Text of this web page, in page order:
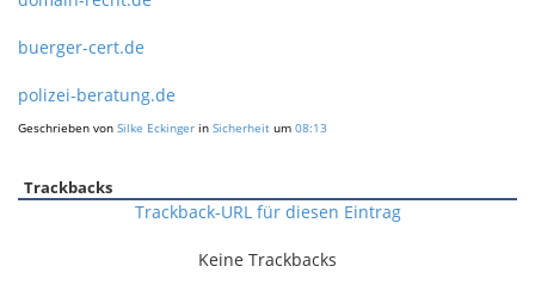
buerger-cert.de
polizei-beratung.de
Geschrieben von Silke Eckinger in Sicherheit um 08:13
Trackbacks
Trackback-URL für diesen Eintrag
Keine Trackbacks